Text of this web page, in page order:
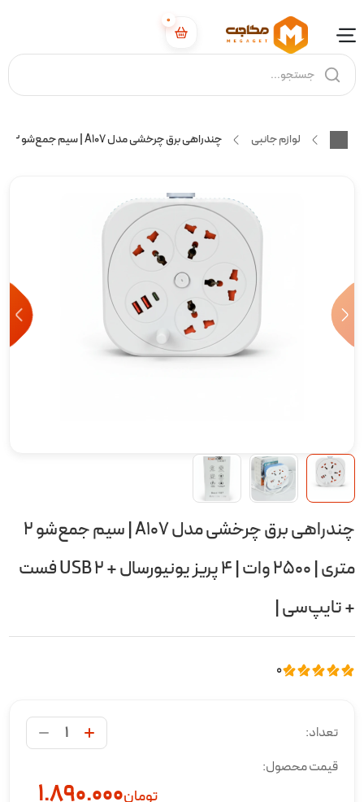
0
لوازم جانبی چندراهی برق چرخشی مدل A107 | سیم جمع‌شو 2 متری | 2500 وات | 4 پریز یونیورسال + 2 USB فست + تایپ‌سی |
چندراهی برق چرخشی مدل A107 | سیم جمع‌شو 2
متری | 2500 وات | 4 پریز یونیورسال + 2 USB فست
+ تایپ‌سی |
0
قیمت محصول:
تومان۱.۸۹۰.۰۰۰
تعداد: